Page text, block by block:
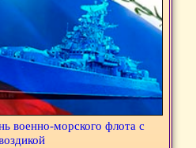
военно-морского флота с